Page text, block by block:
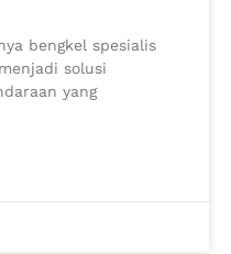
bengkel spesialis
solusi
yang